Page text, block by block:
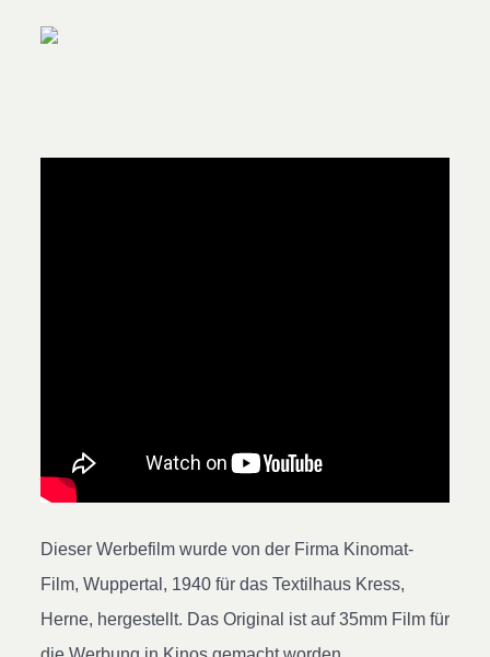
Dieser Werbefilm wurde von der Firma Kinomat-
Film, Wuppertal, 1940 für das Textilhaus Kress,
Herne, hergestellt. Das Original ist auf 35mm Film für